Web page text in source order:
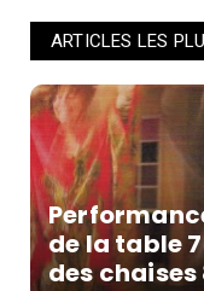
ARTICLES LES
de la table
des chaises